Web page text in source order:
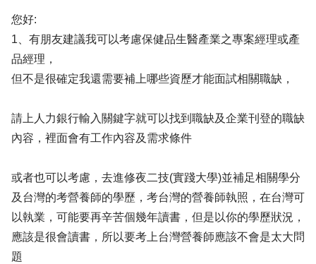
您好:
1、有朋友建議我可以考慮保健品生醫產業之專案經理或產
品經理，
但不是很確定我還需要補上哪些資歷才能面試相關職缺，
請上人力銀行輸入關鍵字就可以找到職缺及企業刊登的職缺
內容，裡面會有工作內容及需求條件
或者也可以考慮，去進修夜二技(實踐大學)並補足相關學分
及台灣的考營養師的學歷，考台灣的營養師執照，在台灣可
以執業，可能要再辛苦個幾年讀書，但是以你的學歷狀況，
應該是很會讀書，所以要考上台灣營養師應該不會是太大問
題